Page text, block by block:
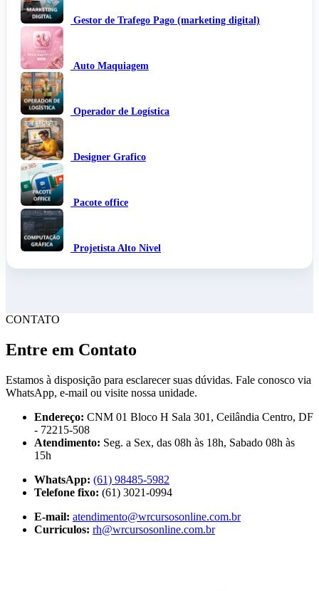
Gestor de Trafego Pago (marketing digital)
Auto Maquiagem
Operador de Logística
Designer Grafico
Pacote office
Projetista Alto Nivel
CONTATO
Entre em Contato
Estamos à disposição para esclarecer suas dúvidas. Fale conosco via
WhatsApp, e-mail ou visite nossa unidade.
Endereço: CNM 01 Bloco H Sala 301, Ceilândia Centro, DF
- 72215-508
Atendimento: Seg. a Sex, das 08h às 18h, Sabado 08h às
15h
WhatsApp: (61) 98485-5982
Telefone fixo: (61) 3021-0994
E-mail: atendimento@wrcursosonline.com.br
Curriculos: rh@wrcursosonline.com.br